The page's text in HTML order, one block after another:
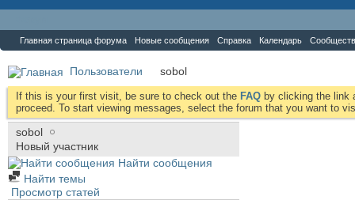
Главная страница форума Новые сообщения Справка Календарь
Пользователи sobol
If this is your first visit, be sure to check out the FAQ by clicking the link
proceed. To start viewing messages, select the forum that you want to
sobol
Новый участник
Найти сообщения
Найти темы
Просмотр статей